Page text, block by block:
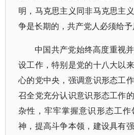
明，马克思主义同非马克思主
争是长期的，共产党人必须给予
中国共产党始终高度重视
设工作，特别是党的十八大以
心的党中央，强调意识形态工
召全党充分认识意识形态工作
杂性，牢牢掌握意识形态工
神，提高斗争本领，建设具有